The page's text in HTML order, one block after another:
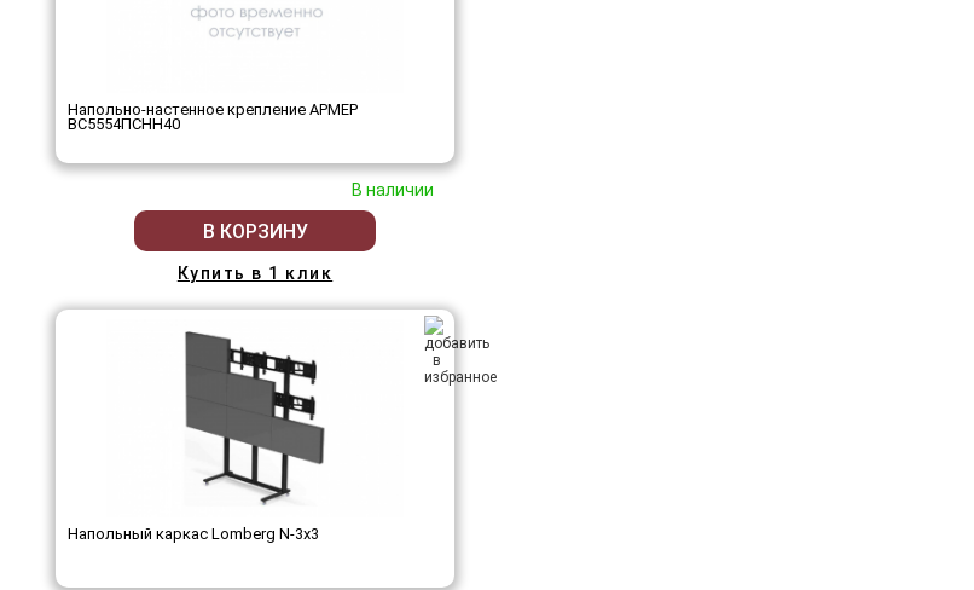
Напольно-настенное крепление АРМЕР
ВС5554ПСНН40
В наличии
В КОРЗИНУ
Купить в 1 клик
Напольный каркас Lomberg N-3х3